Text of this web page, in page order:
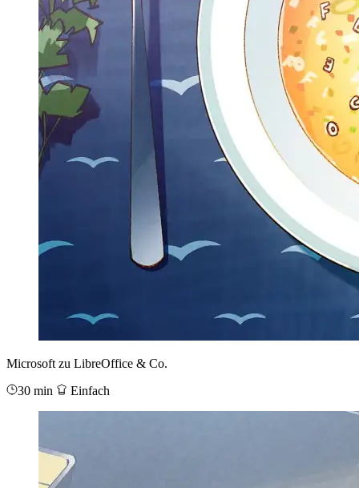
Microsoft zu LibreOffice & Co.
30 min
Einfach